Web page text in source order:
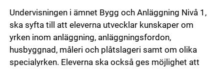
Undervisningen i ämnet Bygg och Anläggning Nivå 1,
ska syfta till att eleverna utvecklar kunskaper om
yrken inom anläggning, anläggningsfordon,
husbyggnad, måleri och plåtslageri samt om olika
specialyrken. Eleverna ska också ges möjlighet att